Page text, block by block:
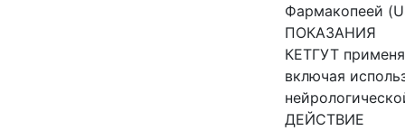
Фармакопеей
ПОКАЗАНИЯ
КЕТГУТ
включая
ДЕЙСТВИЕ